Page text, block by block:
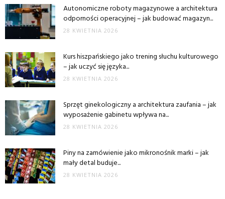
Autonomiczne roboty magazynowe a architektura
odporności operacyjnej – jak budować magazyn...
28 KWIETNIA 2026
Kurs hiszpańskiego jako trening słuchu kulturowego
– jak uczyć się języka...
28 KWIETNIA 2026
Sprzęt ginekologiczny a architektura zaufania – jak
wyposażenie gabinetu wpływa na...
28 KWIETNIA 2026
Piny na zamówienie jako mikronośnik marki – jak
mały detal buduje...
28 KWIETNIA 2026